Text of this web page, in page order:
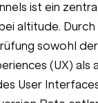
ist ein
altitude. Durch
sowohl
(UX) als
User